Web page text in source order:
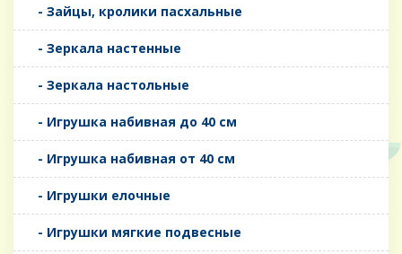
- Зайцы, кролики пасхальные
- Зеркала настенные
- Зеркала настольные
- Игрушка набивная до 40 см
- Игрушка набивная от 40 см
- Игрушки елочные
- Игрушки мягкие подвесные